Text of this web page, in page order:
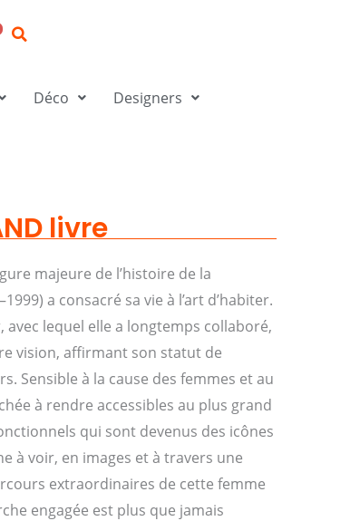
Déco Designers
livre
majeure de l’histoire de la
a consacré sa vie à l’art d’habiter.
avec lequel elle a longtemps collaboré,
vision, affirmant son statut de
Sensible à la cause des femmes et au
à rendre accessibles au plus grand
qui sont devenus des icônes
à voir, en images et à travers une
extraordinaires de cette femme
engagée est plus que jamais